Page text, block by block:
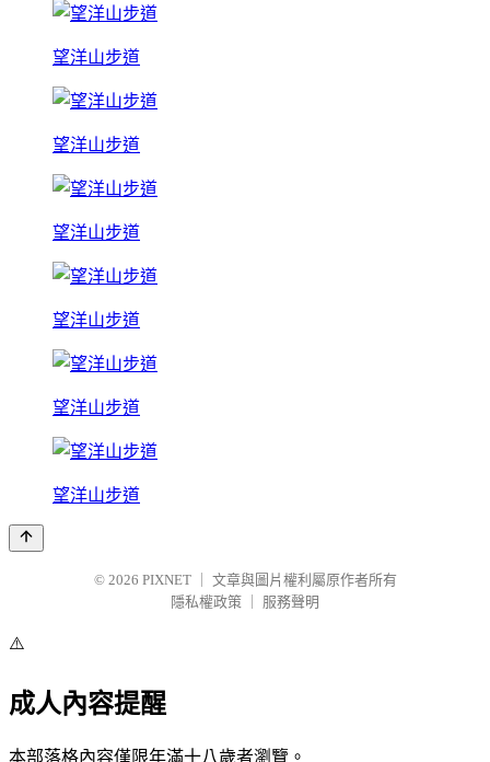
望洋山步道
望洋山步道
望洋山步道
望洋山步道
望洋山步道
望洋山步道
© 2026 PIXNET
文章與圖片權利屬原作者所有
隱私權政策
服務聲明
⚠️
成人內容提醒
本部落格內容僅限年滿十八歲者瀏覽。